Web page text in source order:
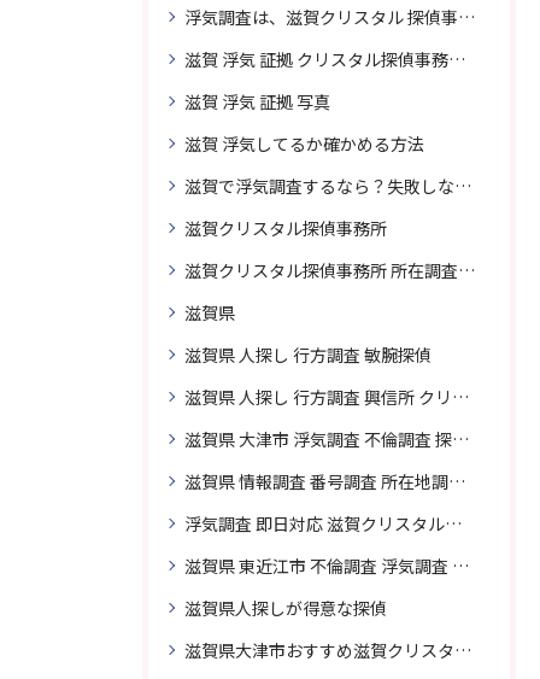
浮気調査は、滋賀クリスタル 探偵事務所はご相談
滋賀 浮気 証拠 クリスタル探偵事務所 相談 無料
滋賀 浮気 証拠 写真
滋賀 浮気してるか確かめる方法
滋賀で浮気調査するなら？失敗しない探偵の選び方
滋賀クリスタル探偵事務所
滋賀クリスタル探偵事務所 所在調査 得意
滋賀県
滋賀県 人探し 行方調査 敏腕探偵
滋賀県 人探し 行方調査 興信所 クリスタル探偵がおすすめ
滋賀県 大津市 浮気調査 不倫調査 探偵 探偵事務所 素行調査 企業調査 興信所
滋賀県 情報調査 番号調査 所在地調査 企業調査 探偵事務所
浮気調査 即日対応 滋賀クリスタル探偵事務所
滋賀県 東近江市 不倫調査 浮気調査 探偵 探偵事務所 無料相談 調査料金
滋賀県人探しが得意な探偵
滋賀県大津市おすすめ滋賀クリスタル探偵事務所